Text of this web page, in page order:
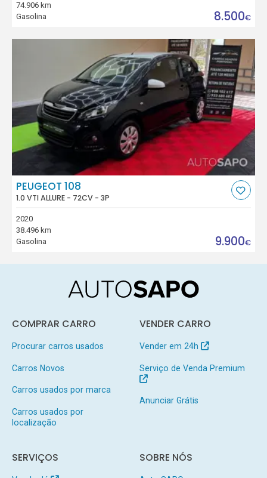
74.906 km
Gasolina
8.500€
PEUGEOT 108
1.0 VTI ALLURE - 72CV - 3P
2020
38.496 km
Gasolina
9.900€
COMPRAR CARRO
Procurar carros usados
Carros Novos
Carros usados por marca
Carros usados por
localização
VENDER CARRO
Vender em 24h
Serviço de Venda Premium
Anunciar Grátis
SERVIÇOS SOBRE NÓS